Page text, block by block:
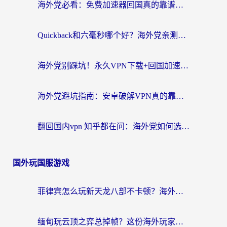
海外党必看：免费加速器回国真的靠谱吗？3步教你选到好用的归雁替代
Quickback和六毫秒哪个好？海外党亲测：选对回国加速器，无缝刷剧办公不再愁
海外党别踩坑！永久VPN下载+回国加速器选择指南，无缝刷国内剧游戏支付
海外党避坑指南：安卓破解VPN真的靠谱吗？教你选对回国加速器无缝刷国内资源
翻回国内vpn 知乎都在问：海外党如何选对加速器，无缝刷剧打游戏？
国外玩国服游戏
菲律宾怎么玩新天龙八部不卡顿？海外党国服游戏加速器终极指南（附欧洲国外玩家实测）
缅甸玩云顶之弈总掉帧？这份海外玩家专属加速器攻略帮你上分